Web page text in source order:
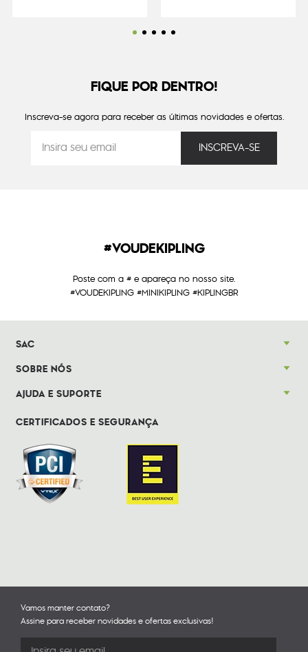
FIQUE POR DENTRO!
Inscreva-se agora para receber as últimas novidades e ofertas.
#VOUDEKIPLING
Poste com a # e apareça no nosso site.
#VOUDEKIPLING #MINIKIPLING #KIPLINGBR
SAC
SOBRE NÓS
AJUDA E SUPORTE
CERTIFICADOS E SEGURANÇA
Vamos manter contato?
Assine para receber novidades e ofertas exclusivas!